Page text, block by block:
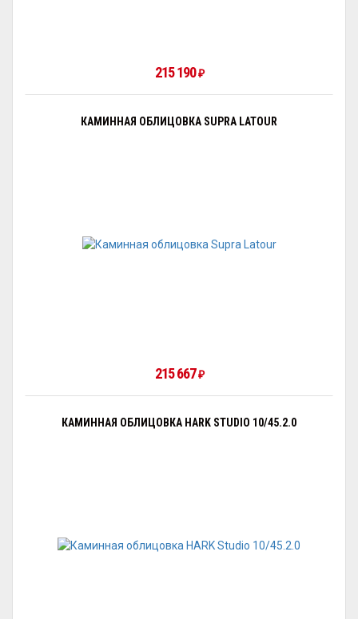
215 190₽
КАМИННАЯ ОБЛИЦОВКА SUPRA LATOUR
215 667₽
КАМИННАЯ ОБЛИЦОВКА HARK STUDIO 10/45.2.0